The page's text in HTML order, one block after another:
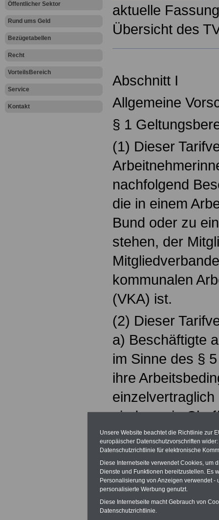
Öffentlicher Sektor
Rund ums Geld
Bezügetabellen
Recht
VorteilsBereich
Service
Kontakt
aktuelle
Übersicht des
Abschnitt I
Allgemeine
§ 1
(1) Dieser
nachfolgend
die in einem
Bund oder zu
stehen, der
kommunalen
(VKA) ist.
(2) Dieser
a) Beschäftigte
im Sinne des §
ihre
sind, sowie
b) Beschäftigte,
Tabellenentgelt
erhalten,
c) bei
Unsere Website beachtet die Richtlinie zur
europäischer Datenschutzvorschriften
Datenschutzrichtlinie für elektronische
Diese Internetseite verwendet Cookies, um
Dienste und Funktionen bereitzustellen. Es
Personalisierung von Anzeigen verwendet
personalisierte Werbung genutzt.
Diese Internetseite macht Gebrauch von
Datenschutzrichtlinie.